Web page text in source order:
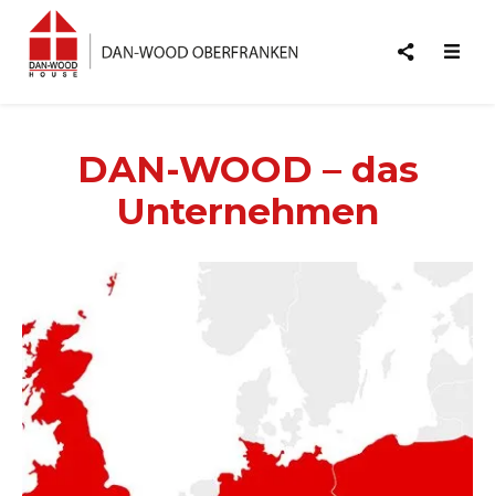
DAN-WOOD – das
Unternehmen